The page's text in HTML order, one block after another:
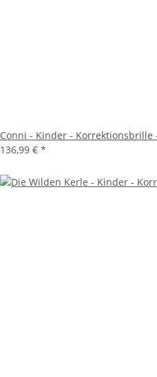
Conni - Kinder - Korrektionsbrille
136,99 € *